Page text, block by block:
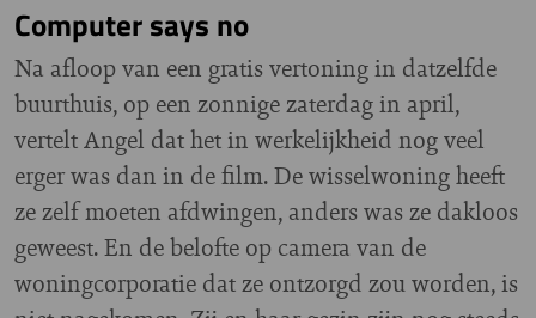
Computer says no
Na afloop van een gratis vertoning in datzelfde
buurthuis, op een zonnige zaterdag in april,
vertelt Angel dat het in werkelijkheid nog veel
erger was dan in de film. De wisselwoning heeft
ze zelf moeten afdwingen, anders was ze dakloos
geweest. En de belofte op camera van de
woningcorporatie dat ze ontzorgd zou worden, is